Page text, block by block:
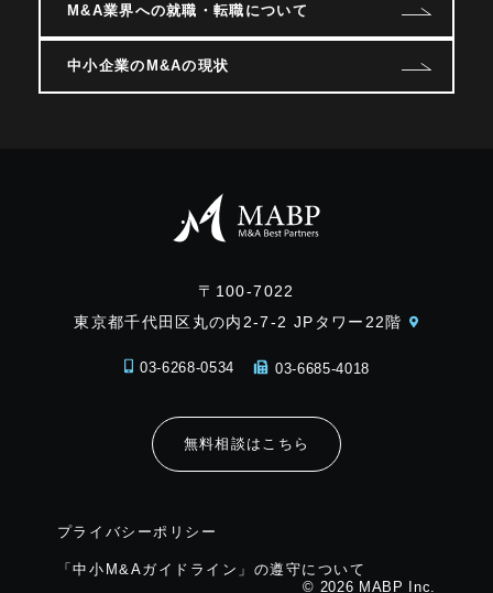
M&A業界への就職・転職について
中小企業のM&Aの現状
〒100-7022
東京都千代田区丸の内2-7-2 JPタワー22階
03-6268-0534 03-6685-4018
無料相談はこちら
プライバシーポリシー
「中小M&Aガイドライン」の遵守について
© 2026 MABP Inc.